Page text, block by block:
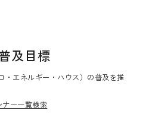
及目標
・エネルギー・ハウス）の普及を推
ー一覧検索